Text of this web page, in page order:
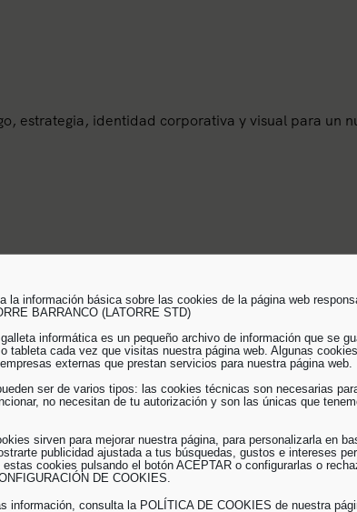
la información básica sobre las cookies de la página web
BARRANCO (LATORRE STD)
informática es un pequeño archivo de información que se
o tableta cada vez que visitas nuestra página web. Algunas
externas que prestan servicios para nuestra página web.
ser de varios tipos: las cookies técnicas son necesarias
no necesitan de tu autorización y son las únicas que
sirven para mejorar nuestra página, para personalizarla en
publicidad ajustada a tus búsquedas, gustos e intereses
cookies pulsando el botón ACEPTAR o configurarlas o
DE COOKIES.
información, consulta la POLÍTICA DE COOKIES de nuestra
estrategia, identidad corporativa y visual para un